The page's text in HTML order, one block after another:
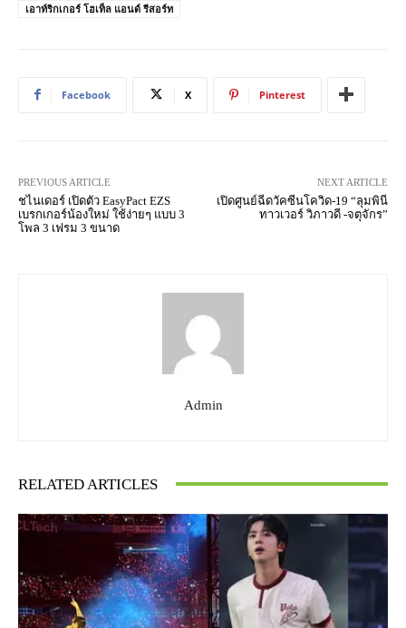
เอาท์ริกเกอร์ โฮเท็ล แอนด์ รีสอร์ท
Facebook X Pinterest
PREVIOUS ARTICLE
ชไนเดอร์ เปิดตัว EasyPact EZS
เบรกเกอร์น้องใหม่ ใช้ง่ายๆ แบบ 3
โพล 3 เฟรม 3 ขนาด
NEXT ARTICLE
เปิดศูนย์ฉีดวัคซีนโควิด-19 “ลุมพินี
ทาวเวอร์ วิภาวดี -จตุจักร”
Admin
RELATED ARTICLES